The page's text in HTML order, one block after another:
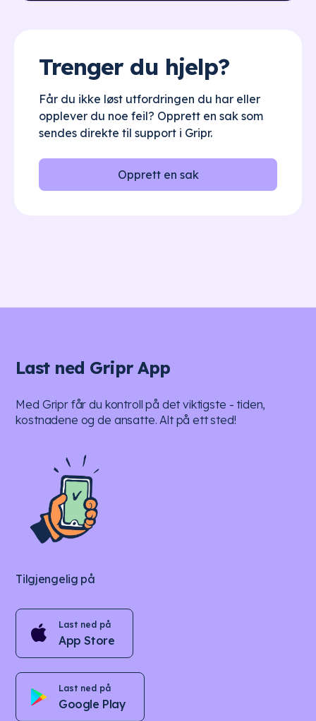
Trenger du hjelp?
Får du ikke løst utfordringen du har eller
opplever du noe feil? Opprett en sak som
sendes direkte til support i Gripr.
Opprett en sak
Last ned Gripr App
Med Gripr får du kontroll på det viktigste - tiden,
kostnadene og de ansatte. Alt på ett sted!
Tilgjengelig på
Last ned på
App Store
Last ned på
Google Play